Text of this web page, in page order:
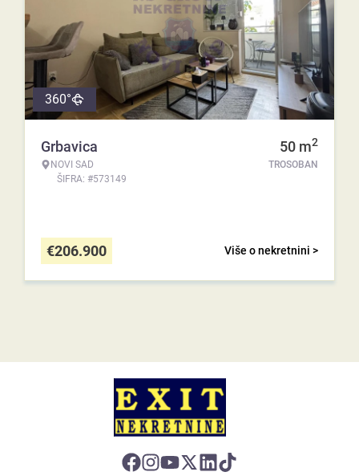
360°
Grbavica
NOVI SAD
ŠIFRA: #573149
50 m2
TROSOBAN
Više o nekretnini >
€206.900